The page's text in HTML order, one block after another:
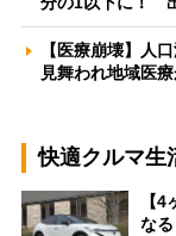
【医療崩壊】人
見舞われ地域医
快適クルマ生
【
な